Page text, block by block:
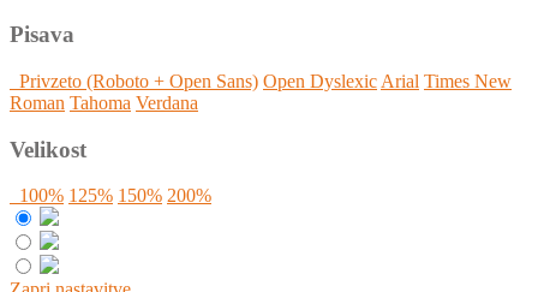
Pisava
Privzeto (Roboto + Open Sans) Open Dyslexic Arial Times New
Roman Tahoma Verdana
Velikost
100% 125% 150% 200%